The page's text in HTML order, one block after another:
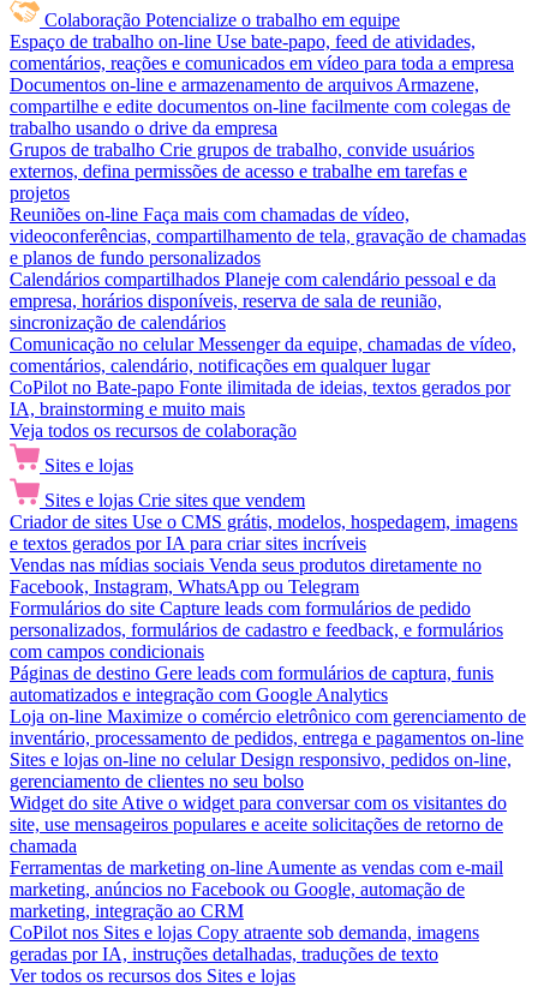
Colaboração Potencialize o trabalho em equipe
Espaço de trabalho on-line Use bate-papo, feed de atividades,
comentários, reações e comunicados em vídeo para toda a empresa
Documentos on-line e armazenamento de arquivos Armazene,
compartilhe e edite documentos on-line facilmente com colegas de
trabalho usando o drive da empresa
Grupos de trabalho Crie grupos de trabalho, convide usuários
externos, defina permissões de acesso e trabalhe em tarefas e
projetos
Reuniões on-line Faça mais com chamadas de vídeo,
videoconferências, compartilhamento de tela, gravação de chamadas
e planos de fundo personalizados
Calendários compartilhados Planeje com calendário pessoal e da
empresa, horários disponíveis, reserva de sala de reunião,
sincronização de calendários
Comunicação no celular Messenger da equipe, chamadas de vídeo,
comentários, calendário, notificações em qualquer lugar
CoPilot no Bate-papo Fonte ilimitada de ideias, textos gerados por
IA, brainstorming e muito mais
Veja todos os recursos de colaboração
Sites e lojas
Sites e lojas Crie sites que vendem
Criador de sites Use o CMS grátis, modelos, hospedagem, imagens
e textos gerados por IA para criar sites incríveis
Vendas nas mídias sociais Venda seus produtos diretamente no
Facebook, Instagram, WhatsApp ou Telegram
Formulários do site Capture leads com formulários de pedido
personalizados, formulários de cadastro e feedback, e formulários
com campos condicionais
Páginas de destino Gere leads com formulários de captura, funis
automatizados e integração com Google Analytics
Loja on-line Maximize o comércio eletrônico com gerenciamento de
inventário, processamento de pedidos, entrega e pagamentos on-line
Sites e lojas on-line no celular Design responsivo, pedidos on-line,
gerenciamento de clientes no seu bolso
Widget do site Ative o widget para conversar com os visitantes do
site, use mensageiros populares e aceite solicitações de retorno de
chamada
Ferramentas de marketing on-line Aumente as vendas com e-mail
marketing, anúncios no Facebook ou Google, automação de
marketing, integração ao CRM
CoPilot nos Sites e lojas Copy atraente sob demanda, imagens
geradas por IA, instruções detalhadas, traduções de texto
Ver todos os recursos dos Sites e lojas